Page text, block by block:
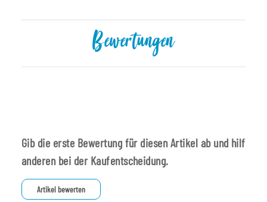
Bewertungen
Gib die erste Bewertung für diesen Artikel ab und hilf
anderen bei der Kaufentscheidung.
Artikel bewerten